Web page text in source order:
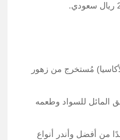
مُستخرج من زهور
المائل للسواد وطعمه
من أفضل وأندر أنواع